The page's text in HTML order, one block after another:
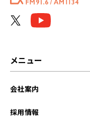
メニュー
会社案内
採用情報